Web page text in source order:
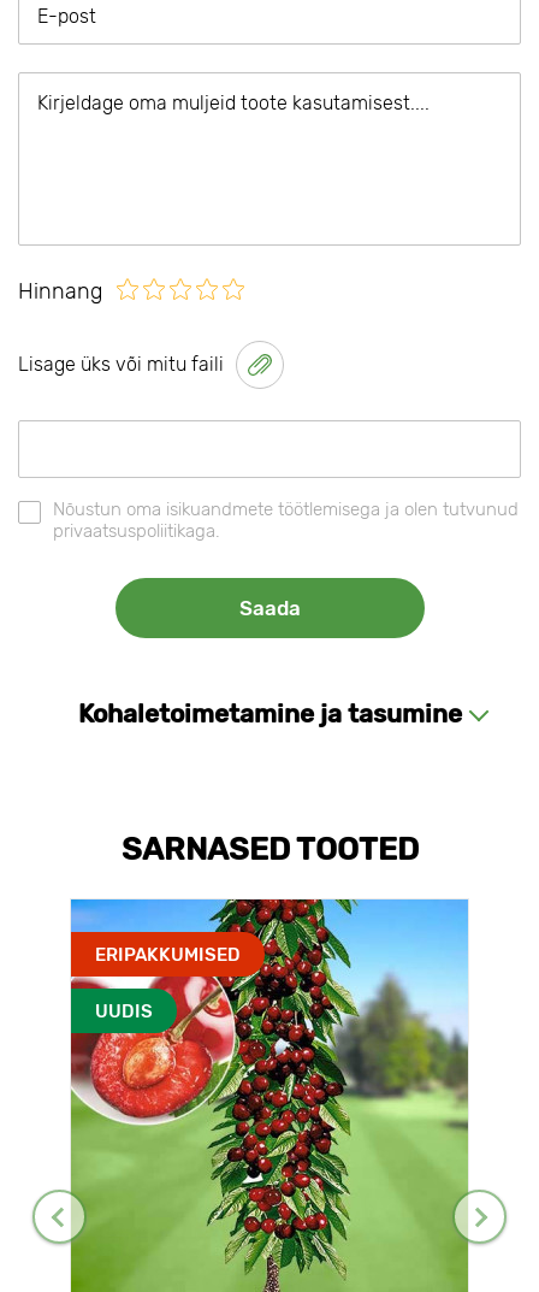
Hinnang
Lisage üks või mitu faili
Nõustun oma isikuandmete töötlemisega ja olen tutvunud
privaatsuspoliitikaga.
Kohaletoimetamine ja tasumine
SARNASED TOOTED
ERIPAKKUMISED
UUDIS